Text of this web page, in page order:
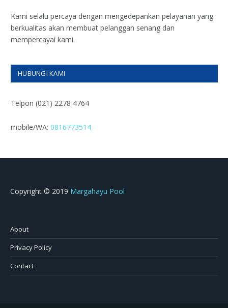
Kami selalu percaya dengan mengedepankan pelayanan yang
berkualitas akan membuat pelanggan senang dan
mempercayai kami.
HUBUNGI KAMI
Telpon (021) 2278 4764
mobile/WA: 0816773514
Copyright © 2019 Margahayu Pool
About
Privacy Policy
Contact